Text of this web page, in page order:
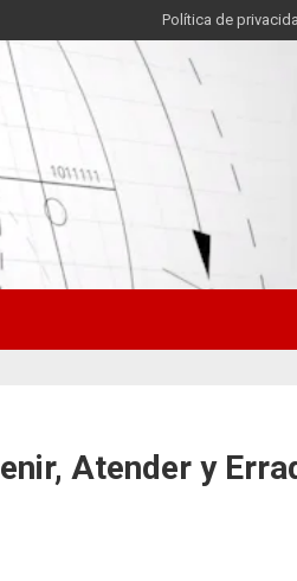
Política de
Atender y